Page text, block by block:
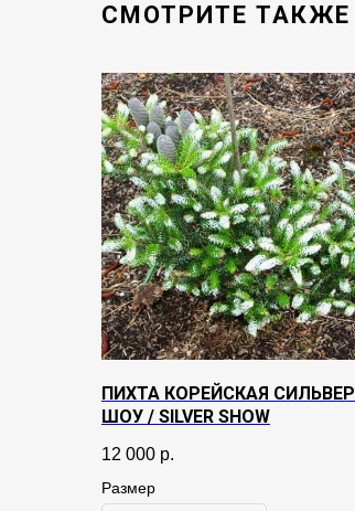
СМОТРИТЕ ТАКЖЕ
ПИХТА КОРЕЙСКАЯ СИЛЬВЕР
ШОУ / SILVER SHOW
12 000 р.
Размер